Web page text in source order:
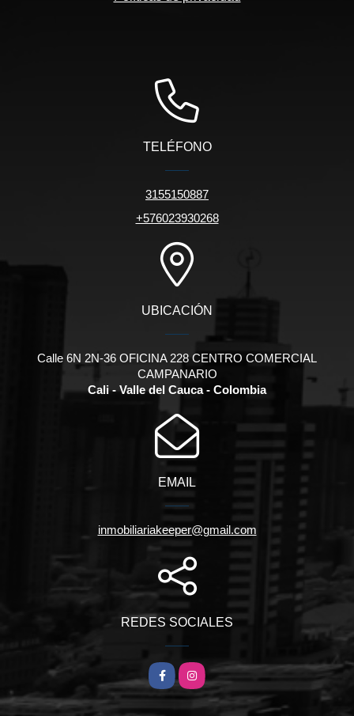
TELÉFONO
3155150887
+576023930268
UBICACIÓN
Calle 6N 2N-36 OFICINA 228 CENTRO COMERCIAL
CAMPANARIO
Cali - Valle del Cauca - Colombia
EMAIL
inmobiliariakeeper@gmail.com
REDES SOCIALES
FacebookInstagram